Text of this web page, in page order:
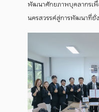
พัฒนาศักยภาพบุคลากรเพื่
นครสวรรค์สู่การพัฒนาที่ยั่